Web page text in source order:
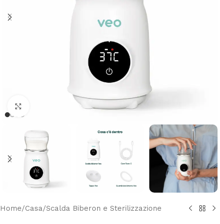
Clicca per ingrandire
Home/Casa/Scalda Biberon e Sterilizzazione